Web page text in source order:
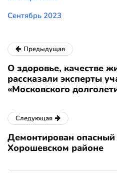
Сентябрь 2023
Предыдущая
О здоровье, качестве
рассказали эксперты
«Московского
Следующая
Демонтирован опасный
Хорошевском районе